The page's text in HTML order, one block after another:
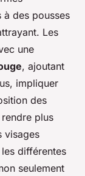
à des pousses
Les
une
, ajoutant
impliquer
des
plus
visages
différentes
seulement